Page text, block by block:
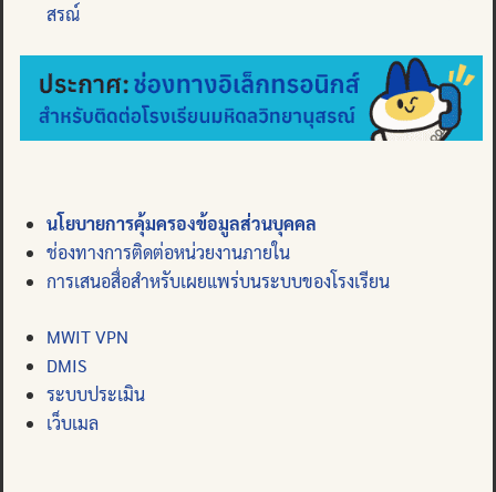
สรณ์
นโยบายการคุ้มครองข้อมูลส่วนบุคคล
ช่องทางการติดต่อหน่วยงานภายใน
การเสนอสื่อสำหรับเผยแพร่บนระบบของโรงเรียน
MWIT VPN
DMIS
ระบบประเมิน
เว็บเมล